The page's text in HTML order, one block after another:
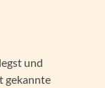
und
gekannte